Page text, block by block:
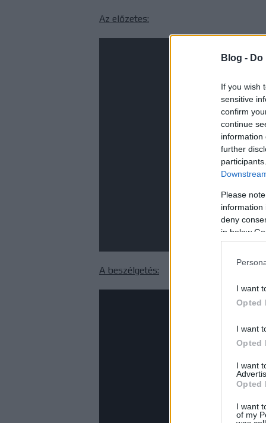
Blog -
If you wish
sensitive
confirm
continue
information
further
Please
information
deny
in below
I want
Opted
I want
Opted
I want
Opted
I want
of my
Az előzetes:
A beszélgetés: